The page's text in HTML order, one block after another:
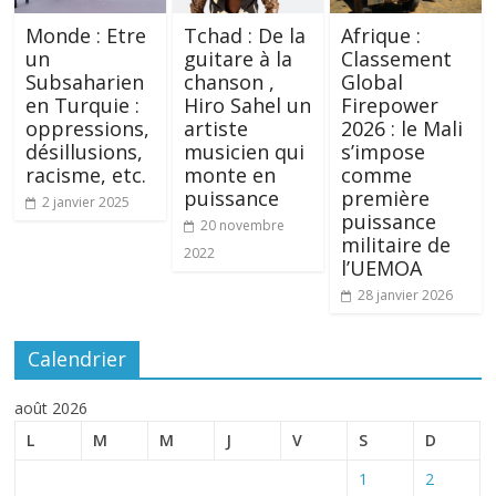
Monde : Etre
un
Subsaharien
en Turquie :
oppressions,
désillusions,
racisme, etc.
2 janvier 2025
Tchad : De la
guitare à la
chanson ,
Hiro Sahel un
artiste
musicien qui
monte en
puissance
20 novembre
2022
Afrique :
Classement
Global
Firepower
2026 : le Mali
s’impose
comme
première
puissance
militaire de
l’UEMOA
28 janvier 2026
Calendrier
août 2026
L
M M J V S
D
1
2